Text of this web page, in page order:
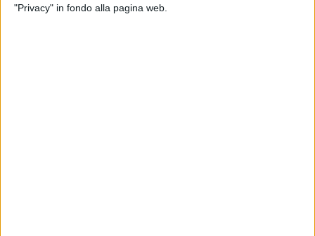
"Privacy" in fondo alla pagina web.
Sento diversi gommoni suonare il clacson con le